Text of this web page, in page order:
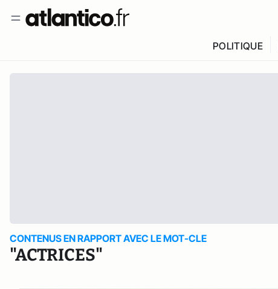
POLITIQUE
CONTENUS EN RAPPORT AVEC LE MOT-CLE
"ACTRICES"